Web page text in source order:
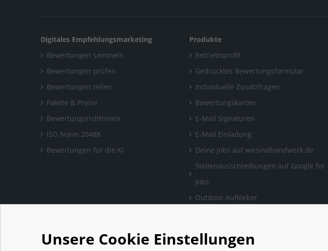
Digitales Empfehlungsmarketing
Bewertungen sammeln
Bewertungen prüfen
Bewertungen teilen
Pakete & Preise
Bewertungsrichtlinien
ISO Norm 20488
Bewertungen für die KI
Produkte
Betriebsprofil
Gedrucktes Bewertungsformular
Individuelle Zusatzfragen
Bewertungskarten
E-Mail Signaturen
E-Mail Einladung
Deine Jobs auf wirsindhandwerk.de
Stellenausschreibungen auf Google for
Jobs
Outdoor-Aufkleber
Handwerker Webseite
Unsere Cookie Einstellungen